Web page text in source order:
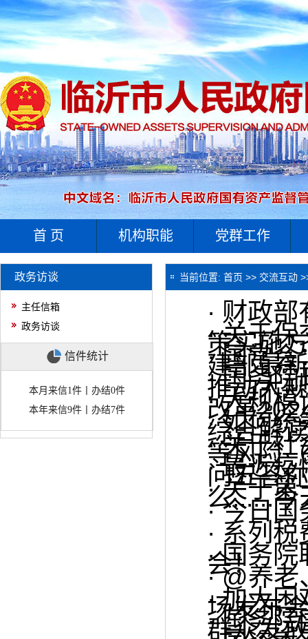
首 页 机构职能 党群工作
政务访谈
主任信箱
政务访谈
信件统计
本月来信1件丨办结0件
本年来信9件丨办结7件
当前位置: 首页 >> 交流互动
· 财政部
策实施
·关于
建部最
·国常会
推动大
·国务院
改革
·大规模
综合解读
·如何统
等风险
·关于
问五答
·最近疫
么......
·关于第
·今日国
· 系列税
会！
·国务院
·@养老
场发布
·加大困
群众发
·国务院